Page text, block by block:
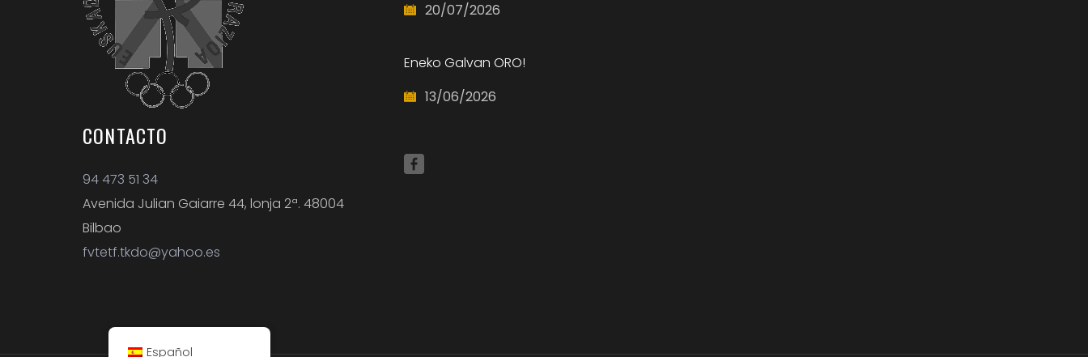
CONTACTO
94 473 51 34
Avenida Julian Gaiarre 44, lonja 2ª. 48004
Bilbao
fvtetf.tkdo@yahoo.es
20/07/2026
Eneko Galvan ORO!
13/06/2026
Español